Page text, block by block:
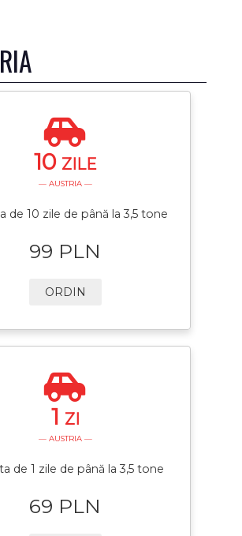
10 ZILE
— AUSTRIA —
de 10 zile de până la 3,5 tone
99 PLN
ORDIN
1 ZI
— AUSTRIA —
de 1 zile de până la 3,5 tone
69 PLN